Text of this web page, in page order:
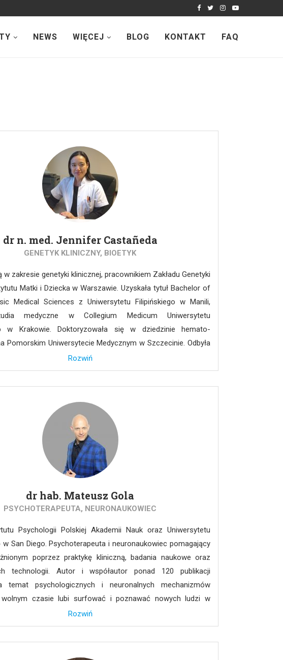
NEWS WIĘCEJ BLOG KONTAKT FAQ
dr n. med. Jennifer Castañeda
GENETYK KLINICZNY, BIOETYK
zakresie genetyki klinicznej, pracownikiem Zakładu Genetyki
Matki i Dziecka w Warszawie. Uzyskała tytuł Bachelor of
Medical Sciences z Uniwersytetu Filipińskiego w Manili,
medyczne w Collegium Medicum Uniwersytetu
w Krakowie. Doktoryzowała się w dziedzinie hemato-
Pomorskim Uniwersytecie Medycznym w Szczecinie. Odbyła
z genetyki klinicznej w Instytucie Matki i Dziecka.
podyplomowe „Etyka a praktyka medyczna w perinatologii
przez Instytut Matki i Dziecka oraz Université Paris-
poradnictwa genetycznego w diagnostyce
Certyfikat Bioetyki Pediatrycznej z Children’s Mercy
(Kansas, USA) po przedstawieniu pracy poświęconej
bioetyki pediatrycznej w kontekście płodu jako pacjenta w
Obecnie prowadzi również zajęcia z genetyki
wydziału lekarskiego Warszawskiego Uniwersytetu
cykl warsztatów dla studentów w zakresie bioetyki.
Rozwiń
dr hab. Mateusz Gola
PSYCHOTERAPEUTA, NEURONAUKOWIEC
Psychologii Polskiej Akademii Nauk oraz Uniwersytetu
w San Diego. Psychoterapeuta i neuronaukowiec pomagający
poprzez praktykę kliniczną, badania naukowe oraz
technologii. Autor i współautor ponad 120 publikacji
temat psychologicznych i neuronalnych mechanizmów
wolnym czasie lubi surfować i poznawać nowych ludzi w
Rozwiń